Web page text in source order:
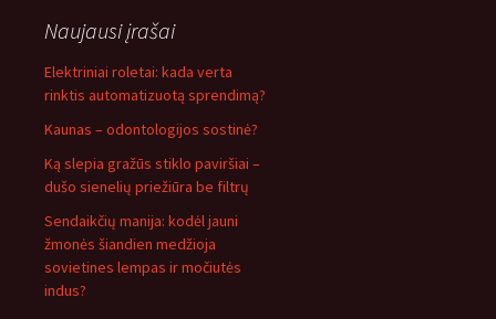
Naujausi įrašai
Elektriniai roletai: kada verta
rinktis automatizuotą sprendimą?
Kaunas – odontologijos sostinė?
Ką slepia gražūs stiklo paviršiai –
dušo sienelių priežiūra be filtrų
Sendaikčių manija: kodėl jauni
žmonės šiandien medžioja
sovietines lempas ir močiutės
indus?